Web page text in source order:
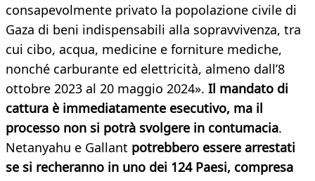
consapevolmente privato la popolazione civile di
Gaza di beni indispensabili alla sopravvivenza, tra
cui cibo, acqua, medicine e forniture mediche,
nonché carburante ed elettricità, almeno dall’8
ottobre 2023 al 20 maggio 2024». Il mandato di
cattura è immediatamente esecutivo, ma il
processo non si potrà svolgere in contumacia.
Netanyahu e Gallant potrebbero essere arrestati
se si recheranno in uno dei 124 Paesi, compresa